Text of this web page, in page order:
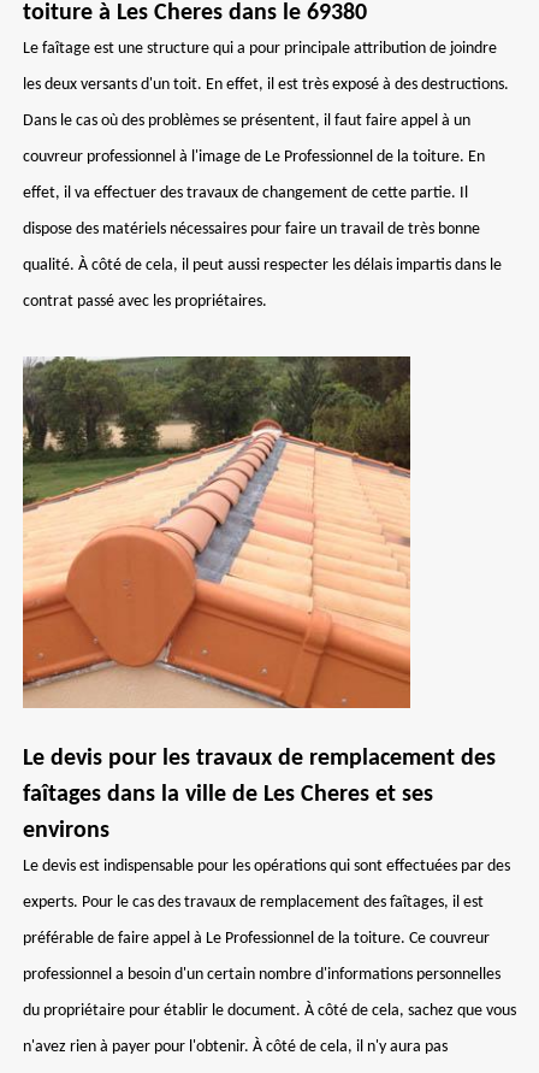
toiture à Les Cheres dans le 69380
Le faîtage est une structure qui a pour principale attribution de joindre
les deux versants d'un toit. En effet, il est très exposé à des destructions.
Dans le cas où des problèmes se présentent, il faut faire appel à un
couvreur professionnel à l'image de Le Professionnel de la toiture. En
effet, il va effectuer des travaux de changement de cette partie. Il
dispose des matériels nécessaires pour faire un travail de très bonne
qualité. À côté de cela, il peut aussi respecter les délais impartis dans le
contrat passé avec les propriétaires.
Le devis pour les travaux de remplacement des
faîtages dans la ville de Les Cheres et ses
environs
Le devis est indispensable pour les opérations qui sont effectuées par des
experts. Pour le cas des travaux de remplacement des faîtages, il est
préférable de faire appel à Le Professionnel de la toiture. Ce couvreur
professionnel a besoin d'un certain nombre d'informations personnelles
du propriétaire pour établir le document. À côté de cela, sachez que vous
n'avez rien à payer pour l'obtenir. À côté de cela, il n'y aura pas